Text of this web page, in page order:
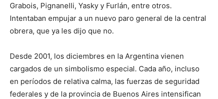
Grabois, Pignanelli, Yasky y Furlán, entre otros.
Intentaban empujar a un nuevo paro general de la central
obrera, que ya les dijo que no.
Desde 2001, los diciembres en la Argentina vienen
cargados de un simbolismo especial. Cada año, incluso
en períodos de relativa calma, las fuerzas de seguridad
federales y de la provincia de Buenos Aires intensifican